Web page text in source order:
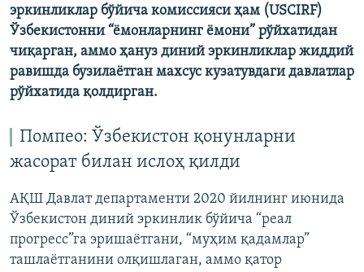
эркинликлар бўйича комиссияси ҳам (USCIRF)
Ўзбекистонни “ёмонларнинг ёмони” рўйхатидан
чиқарган, аммо ҳануз диний эркинликлар жиддий
равишда бузилаётган махсус кузатувдаги давлатлар
рўйхатида қолдирган.
Помпео: Ўзбекистон қонунларни
жасорат билан ислоҳ қилди
АҚШ Давлат департаменти 2020 йилнинг июнида
Ўзбекистон диний эркинлик бўйича “реал
прогресс”га эришаётгани, “муҳим қадамлар”
ташлаётганини олқишлаган, аммо қатор